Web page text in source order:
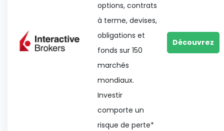
options, contrats
à terme, devises,
obligations et
fonds sur 150
marchés
mondiaux.
Investir
comporte un
risque de perte*
Découvrez